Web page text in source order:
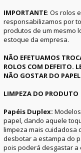
IMPORTANTE: Os rolos
responsabilizamos por
produtos de um mesmo
estoque da empresa.
NÃO EFETUAMOS
ROLOS COM DEFEITO.
NÃO GOSTAR DO
LIMPEZA DO PRODUTO
Papéis Duplex:
papel, dando aquele
limpeza mais cuidadosa
desbotar a estampa do
pois poderá desgastar a